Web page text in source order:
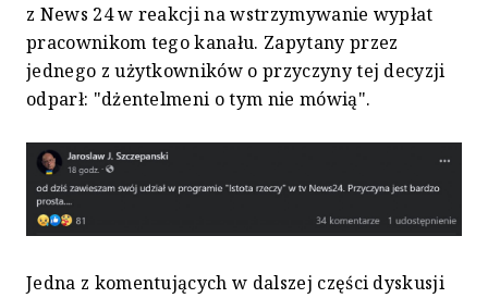
z News 24 w reakcji na wstrzymywanie wypłat
pracownikom tego kanału. Zapytany przez
jednego z użytkowników o przyczyny tej decyzji
odparł: "dżentelmeni o tym nie mówią".
Jedna z komentujących w dalszej części dyskusji